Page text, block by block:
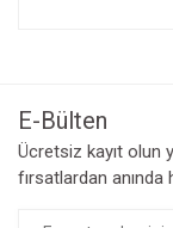
E-Bülten
Ücretsiz kayıt olun
fırsatlardan